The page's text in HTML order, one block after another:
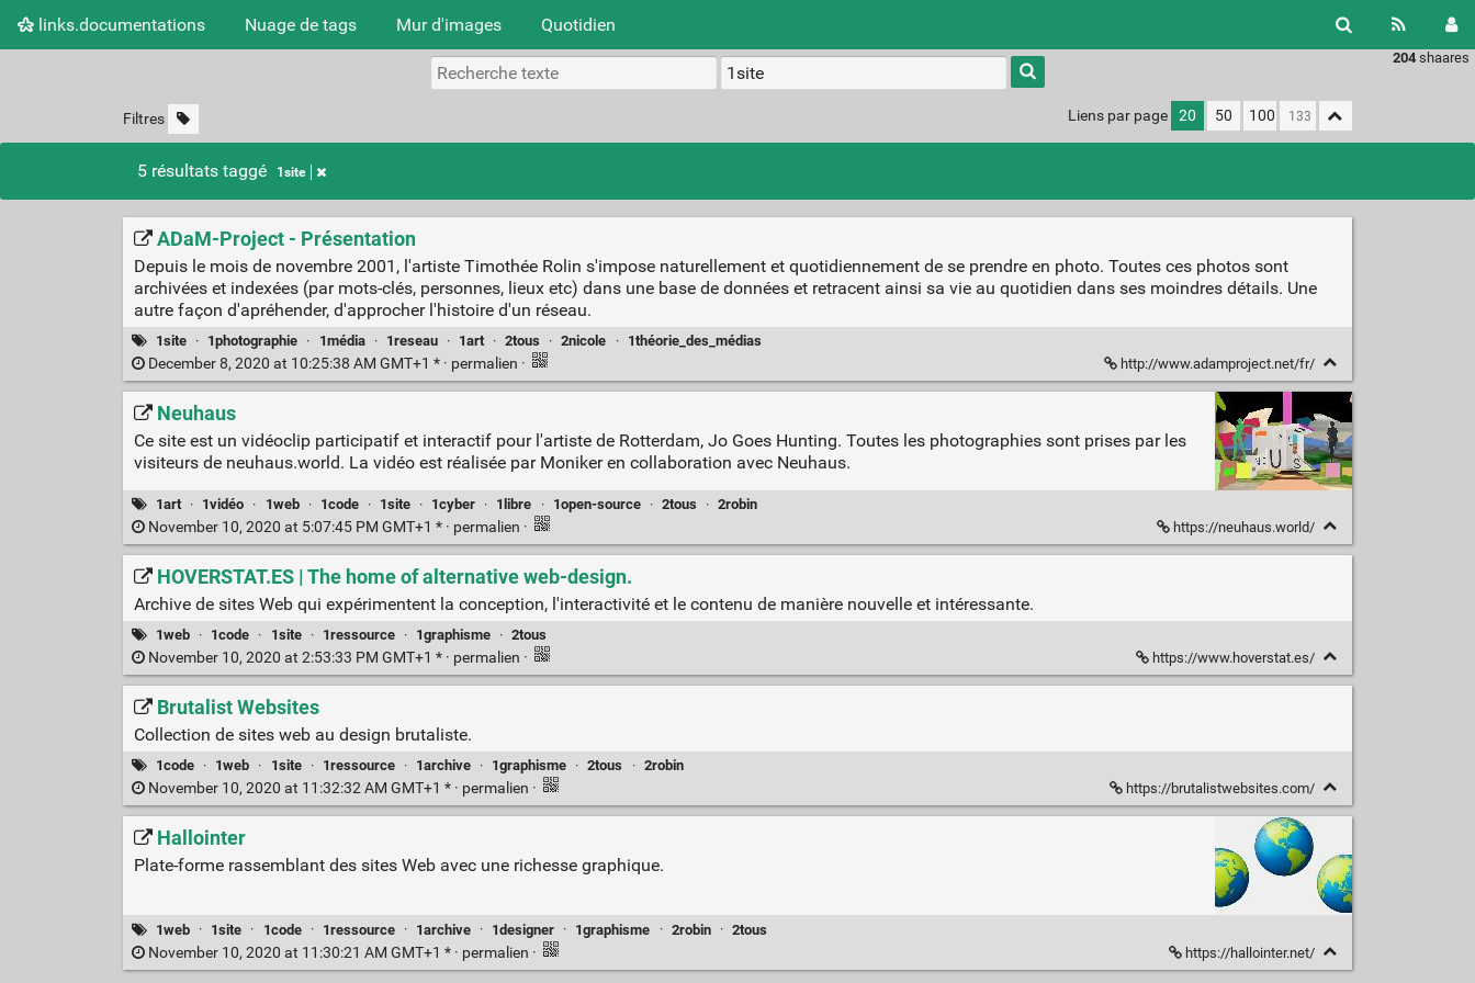
links.documentations Nuage de tags Mur d'images Quotidien
204 shaares
Type 1 or
more
characters
results.
Filtres Liens par page 20 50 100
5 résultats taggé 1site
ADaM-Project - Présentation
Depuis le mois de novembre 2001, l'artiste Timothée Rolin s'impose naturellement et quotidiennement de se prendre en photo. Toutes ces photos sont
archivées et indexées (par mots-clés, personnes, lieux etc) dans une base de données et retracent ainsi sa vie au quotidien dans ses moindres détails. Une
autre façon d'apréhender, d'approcher l'histoire d'un réseau.
1site · 1photographie · 1média · 1reseau · 1art · 2tous · 2nicole · 1théorie_des_médias
December 8, 2020 at 10:25:38 AM GMT+1 * · permalien · http://www.adamproject.net/fr/
Neuhaus
Ce site est un vidéoclip participatif et interactif pour l'artiste de Rotterdam, Jo Goes Hunting. Toutes les photographies sont prises par les
visiteurs de neuhaus.world. La vidéo est réalisée par Moniker en collaboration avec Neuhaus.
1art · 1vidéo · 1web · 1code · 1site · 1cyber · 1libre · 1open-source · 2tous · 2robin
November 10, 2020 at 5:07:45 PM GMT+1 * · permalien · https://neuhaus.world/
HOVERSTAT.ES | The home of alternative web-design.
Archive de sites Web qui expérimentent la conception, l'interactivité et le contenu de manière nouvelle et intéressante.
1web · 1code · 1site · 1ressource · 1graphisme · 2tous
November 10, 2020 at 2:53:33 PM GMT+1 * · permalien · https://www.hoverstat.es/
Brutalist Websites
Collection de sites web au design brutaliste.
1code · 1web · 1site · 1ressource · 1archive · 1graphisme · 2tous · 2robin
November 10, 2020 at 11:32:32 AM GMT+1 * · permalien · https://brutalistwebsites.com/
Hallointer
Plate-forme rassemblant des sites Web avec une richesse graphique.
1web · 1site · 1code · 1ressource · 1archive · 1designer · 1graphisme · 2robin · 2tous
November 10, 2020 at 11:30:21 AM GMT+1 * · permalien · https://hallointer.net/